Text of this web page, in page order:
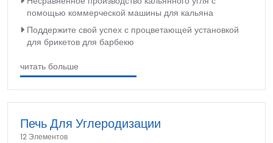
помощью коммерческой машины для кальяна
Поддержите свой успех с процветающей установкой
для брикетов для барбекю
читать больше
Печь Для Углеродизации
12 Элементов